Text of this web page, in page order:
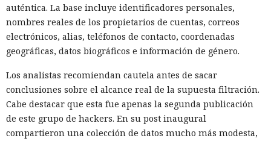
auténtica. La base incluye identificadores personales,
nombres reales de los propietarios de cuentas, correos
electrónicos, alias, teléfonos de contacto, coordenadas
geográficas, datos biográficos e información de género.
Los analistas recomiendan cautela antes de sacar
conclusiones sobre el alcance real de la supuesta filtración.
Cabe destacar que esta fue apenas la segunda publicación
de este grupo de hackers. En su post inaugural
compartieron una colección de datos mucho más modesta,